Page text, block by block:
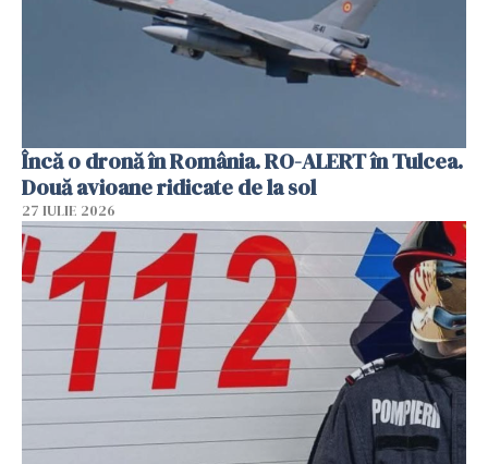
Încă o dronă în România. RO-ALERT în Tulcea.
Două avioane ridicate de la sol
27 IULIE 2026